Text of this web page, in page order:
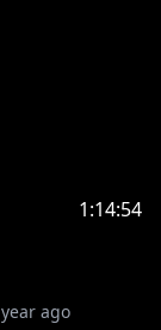
1:14:54
ago